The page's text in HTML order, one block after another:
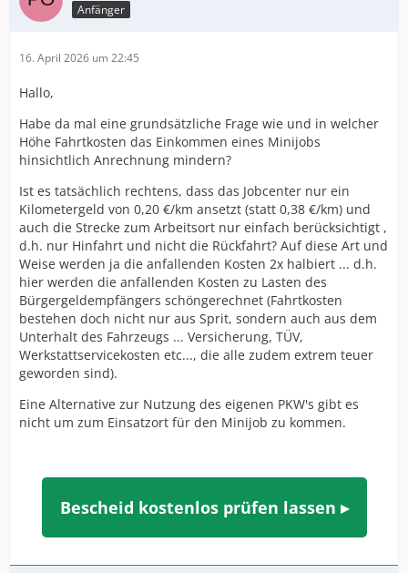
Anfänger
16. April 2026 um 22:45
Hallo,
Habe da mal eine grundsätzliche Frage wie und in welcher
Höhe Fahrtkosten das Einkommen eines Minijobs
hinsichtlich Anrechnung mindern?
Ist es tatsächlich rechtens, dass das Jobcenter nur ein
Kilometergeld von 0,20 €/km ansetzt (statt 0,38 €/km) und
auch die Strecke zum Arbeitsort nur einfach berücksichtigt ,
d.h. nur Hinfahrt und nicht die Rückfahrt? Auf diese Art und
Weise werden ja die anfallenden Kosten 2x halbiert ... d.h.
hier werden die anfallenden Kosten zu Lasten des
Bürgergeldempfängers schöngerechnet (Fahrtkosten
bestehen doch nicht nur aus Sprit, sondern auch aus dem
Unterhalt des Fahrzeugs ... Versicherung, TÜV,
Werkstattservicekosten etc..., die alle zudem extrem teuer
geworden sind).
Eine Alternative zur Nutzung des eigenen PKW's gibt es
nicht um zum Einsatzort für den Minijob zu kommen.
Bescheid kostenlos prüfen lassen ▸